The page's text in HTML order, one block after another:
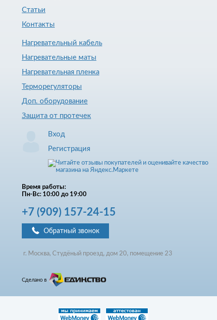
Статьи
Контакты
Нагревательный кабель
Нагревательные маты
Нагревательная пленка
Терморегуляторы
Доп. оборудование
Защита от протечек
Вход
Регистрация
Время работы:
Пн-Вс: 10:00 до 19:00
+7 (909) 157-24-15
Обратный звонок
г. Москва, Студёный проезд, дом 20, помещение 23
Сделано в